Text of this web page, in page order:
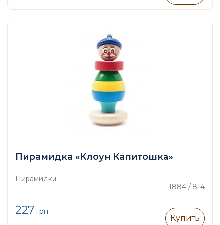
Пирамидка «Клоун Капитошка»
Пирамидки
1884 / 814
227 грн
Купить